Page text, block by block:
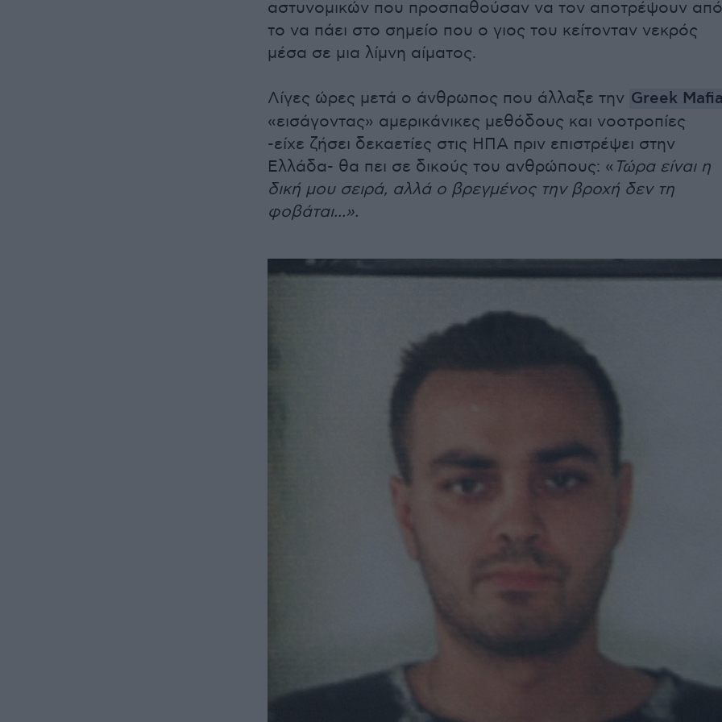
αστυνομικών που προσπαθούσαν να τον αποτρέψουν από
το να πάει στο σημείο που ο γιος του κείτονταν νεκρός
μέσα σε μια λίμνη αίματος.
Λίγες ώρες μετά ο άνθρωπος που άλλαξε την Greek
«εισάγοντας» αμερικάνικες μεθόδους και νοοτροπίες
-είχε ζήσει δεκαετίες στις ΗΠΑ πριν επιστρέψει στην
Ελλάδα- θα πει σε δικούς του ανθρώπους: « Τώρα είναι η
δική μου σειρά, αλλά ο βρεγμένος την βροχή δεν τη
φοβάται...».